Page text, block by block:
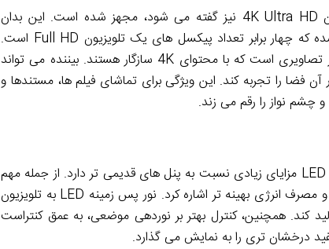
این تلویزیون با رزولوشن 2160 × 3840 پیکسل، که به آن 4K Ultra HD نیز گفته می شود، مجهز شده است. این بدان
معناست که صفحه نمایش از 8.3 میلیون پیکسل تشکیل شده که چهار برابر تعداد پیکسل های یک تلویزیون Full HD است.
نتیجه این تراکم پیکسلی بالا، وضوح و جزئیات فوق العاده در تصاویری است که با محتوای 4K سازگار هستند. بیننده می تواند
را تجربه کند. این ویژگی برای تماشای فیلم ها، مستندها و
و چشم نواز را رقم می زند.
اسنوا SSD-50SA630U از پنل LED بهره می برد. تکنولوژی LED مزایای زیادی نسبت به پنل های قدیمی تر دارد. از جمله مهم
ترین آن ها می توان به روشنایی بیشتر، کنتراست بهبود یافته و مصرف انرژی بهینه تر اشاره کرد. نور پس زمینه LED به تلویزیون
کند. همچنین، کنترل بهتر بر نوردهی موضعی، به عمق کنتراست
درخشان تری را به نمایش می گذارد.